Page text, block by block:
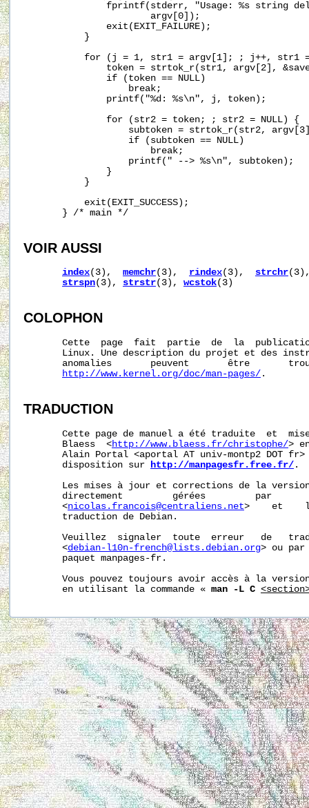
fprintf(stderr, "Usage: %s string
                       argv[0]);
               exit(EXIT_FAILURE);
           }
for (j = 1, str1 = argv[1]; ; j++, str1
token = strtok_r(str1, argv[2],
               if (token == NULL)
                   break;
               printf("%d: %s\n", j, token);
               for (str2 = token; ; str2 = NULL) {
subtoken = strtok_r(str2,
                   if (subtoken == NULL)
                       break;
                   printf(" --> %s\n", subtoken);
               }
           }
           exit(EXIT_SUCCESS);
       } /* main */
VOIR AUSSI
index(3), memchr(3), rindex(3), strchr
strspn(3), strstr(3), wcstok(3)
COLOPHON
Cette  page  fait  partie  de  la
Linux. Une description du projet et des
anomalies       peuvent       être
http://www.kernel.org/doc/man-pages/ .
TRADUCTION
Cette page de manuel a été traduite  et
       Blaess  <
http://www.blaess.fr/christophe/>
Alain Portal <aportal AT univ-montp2 DOT
       disposition sur
http://manpagesfr.free.fr/ .
Les mises à jour et corrections de la
directement         gérées         par
       <
nicolas.francois@centraliens.net>    et
       traduction de Debian.
Veuillez  signaler  toute  erreur   de
       <
debian-l10n-french@lists.debian.org> ou par
       paquet manpages-fr.
Vous pouvez toujours avoir accès à la
       en utilisant la commande «
man -L C